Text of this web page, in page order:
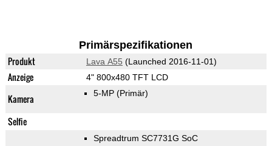
Primärspezifikationen
Produkt Lava A55 (Launched 2016-11-01)
Anzeige 4" 800x480 TFT LCD
Kamera 5-MP (Primär)
Selfie
Spreadtrum SC7731G SoC